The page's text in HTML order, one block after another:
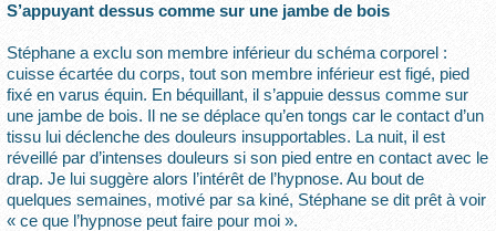
S’appuyant dessus comme sur une jambe de bois
Stéphane a exclu son membre inférieur du schéma corporel :
cuisse écartée du corps, tout son membre inférieur est figé, pied
fixé en varus équin. En béquillant, il s’appuie dessus comme sur
une jambe de bois. Il ne se déplace qu’en tongs car le contact d’un
tissu lui déclenche des douleurs insupportables. La nuit, il est
réveillé par d’intenses douleurs si son pied entre en contact avec le
drap. Je lui suggère alors l’intérêt de l’hypnose. Au bout de
quelques semaines, motivé par sa kiné, Stéphane se dit prêt à voir
« ce que l’hypnose peut faire pour moi ».